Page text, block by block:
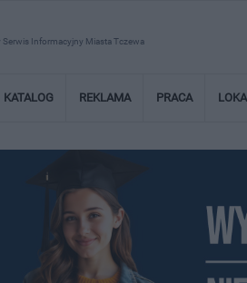
Serwis Informacyjny Miasta Tczewa
KATALOG REKLAMA PRACA